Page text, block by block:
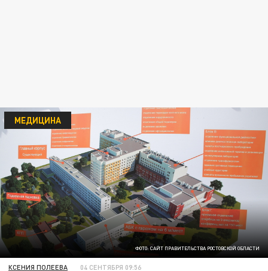
ФОТО: САЙТ ПРАВИТЕЛЬСТВА РОСТОВСКОЙ ОБЛАСТИ
МЕДИЦИНА
КСЕНИЯ ПОЛЕЕВА 04 СЕНТЯБРЯ 09:56